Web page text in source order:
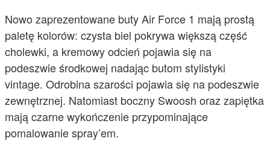
Nowo zaprezentowane buty Air Force 1 mają prostą
paletę kolorów: czysta biel pokrywa większą część
cholewki, a kremowy odcień pojawia się na
podeszwie środkowej nadając butom stylistyki
vintage. Odrobina szarości pojawia się na podeszwie
zewnętrznej. Natomiast boczny Swoosh oraz zapiętka
mają czarne wykończenie przypominające
pomalowanie spray’em.